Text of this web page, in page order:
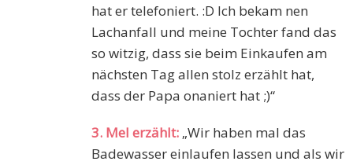
hat er telefoniert. :D Ich bekam nen
Lachanfall und meine Tochter fand das
so witzig, dass sie beim Einkaufen am
nächsten Tag allen stolz erzählt hat,
dass der Papa onaniert hat ;)“
3. Mel erzählt: „Wir haben mal das
Badewasser einlaufen lassen und als wir